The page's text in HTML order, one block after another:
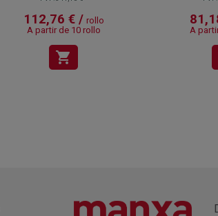
112,76 € / rollo
A partir de 10 rollo
shopping_cart
A